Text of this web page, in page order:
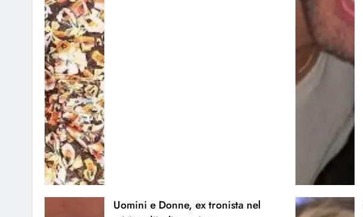
Uomini e Donne, ex tronista nel